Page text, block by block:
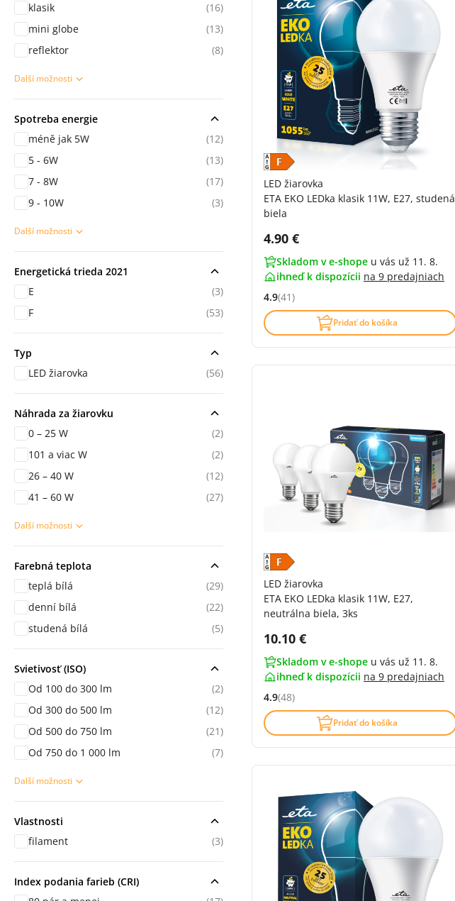
LED žiarovka
ETA EKO LEDka klasik 11W, E27, studená
biela
Cena s DPH:
4.90 €
Skladom v e-shope u vás už 11. 8.
ihneď k dispozícii na 9 predajniach
Hodnocení: 4.9 z 5 (41 recenzí)
4.9(41)
Pridať do košíka
LED žiarovka
ETA EKO LEDka klasik 11W, E27,
neutrálna biela, 3ks
Cena s DPH:
10.10 €
Skladom v e-shope u vás už 11. 8.
ihneď k dispozícii na 9 predajniach
Hodnocení: 4.9 z 5 (48 recenzí)
4.9(48)
Pridať do košíka
klasik
(16)
mini globe
(13)
reflektor
(8)
Další možnosti
Spotreba energie
méně jak 5W
(12)
5 - 6W
(13)
7 - 8W
(17)
9 - 10W
(3)
Další možnosti
Energetická trieda 2021
E
(3)
F
(53)
Typ
LED žiarovka
(56)
Náhrada za žiarovku
0 – 25 W
(2)
101 a viac W
(2)
26 – 40 W
(12)
41 – 60 W
(27)
Další možnosti
Farebná teplota
teplá bílá
(29)
denní bílá
(22)
studená bílá
(5)
Svietivosť (ISO)
Od 100 do 300 lm
(2)
Od 300 do 500 lm
(12)
Od 500 do 750 lm
(21)
Od 750 do 1 000 lm
(7)
Další možnosti
Vlastnosti
filament
(3)
Index podania farieb (CRI)